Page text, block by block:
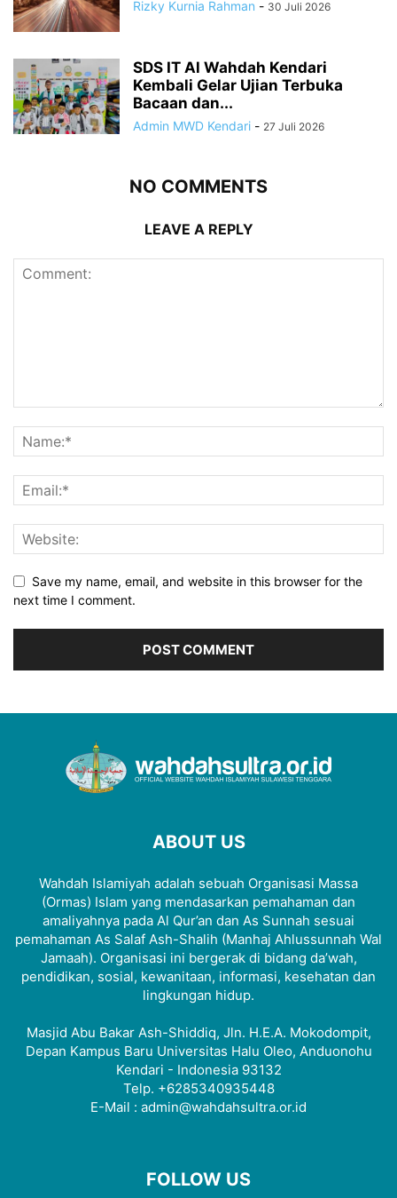
Rizky Kurnia Rahman - 30 Juli 2026
SDS IT Al Wahdah Kendari
Kembali Gelar Ujian Terbuka
Bacaan dan...
Admin MWD Kendari - 27 Juli 2026
NO COMMENTS
LEAVE A REPLY
Save my name, email, and website in this browser for the
next time I comment.
ABOUT US
Wahdah Islamiyah adalah sebuah Organisasi Massa
(Ormas) Islam yang mendasarkan pemahaman dan
amaliyahnya pada Al Qur’an dan As Sunnah sesuai
pemahaman As Salaf Ash-Shalih (Manhaj Ahlussunnah Wal
Jamaah). Organisasi ini bergerak di bidang da’wah,
pendidikan, sosial, kewanitaan, informasi, kesehatan dan
lingkungan hidup.
Masjid Abu Bakar Ash-Shiddiq, Jln. H.E.A. Mokodompit,
Depan Kampus Baru Universitas Halu Oleo, Anduonohu
Kendari - Indonesia 93132
Telp. +6285340935448
E-Mail : admin@wahdahsultra.or.id
FOLLOW US